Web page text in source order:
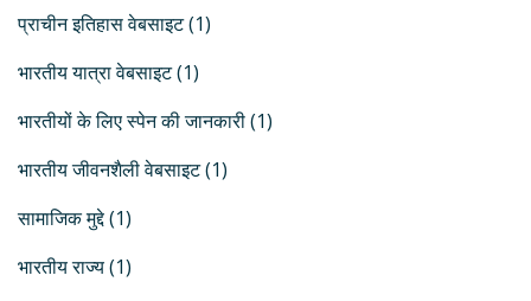
प्राचीन इतिहास वेबसाइट(1)
भारतीय यात्रा वेबसाइट(1)
भारतीयों के लिए स्पेन की जानकारी(1)
भारतीय जीवनशैली वेबसाइट(1)
सामाजिक मुद्दे(1)
भारतीय राज्य(1)